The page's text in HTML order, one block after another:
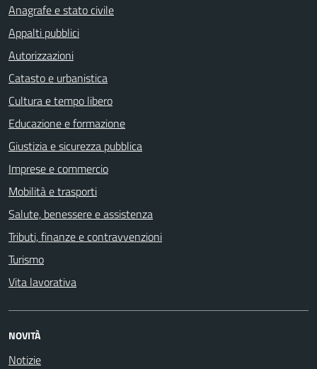
Anagrafe e stato civile
Appalti pubblici
Autorizzazioni
Catasto e urbanistica
Cultura e tempo libero
Educazione e formazione
Giustizia e sicurezza pubblica
Imprese e commercio
Mobilità e trasporti
Salute, benessere e assistenza
Tributi, finanze e contravvenzioni
Turismo
Vita lavorativa
NOVITÀ
Notizie